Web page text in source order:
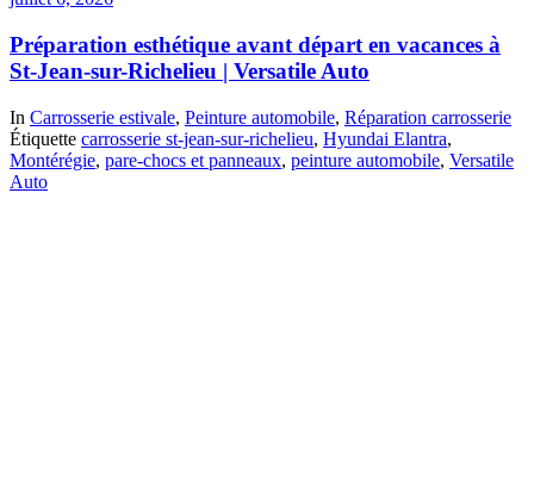
Préparation esthétique avant départ en vacances à
St-Jean-sur-Richelieu | Versatile Auto
In Carrosserie estivale, Peinture automobile, Réparation carrosserie
Étiquette carrosserie st-jean-sur-richelieu, Hyundai Elantra,
Montérégie, pare-chocs et panneaux, peinture automobile, Versatile
Auto